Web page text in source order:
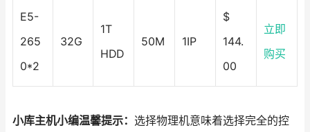
E5-
265
0*2
32G
1T
HDD
50M 1IP
$
144.
00
立即
购买
小库主机小编温馨提示： 选择物理机意味着选择完全的控